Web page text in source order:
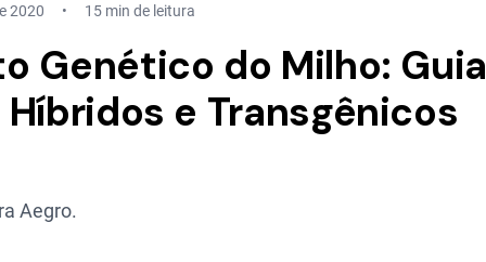
2020 15 min de leitura
Genético do Milho: Guia
e Transgênicos
Aegro.